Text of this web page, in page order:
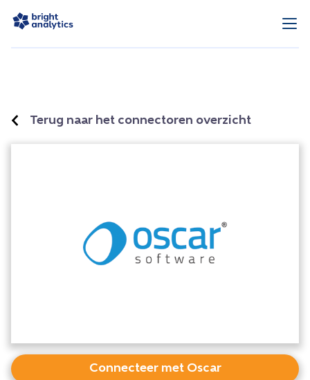
Terug naar het connectoren overzicht
Connecteer met Oscar